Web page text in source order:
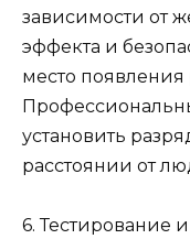
зависимости от
эффекта и
место
установить
расстоянии от
6. Тестирование